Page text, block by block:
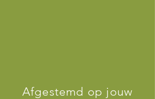
Afgestemd op jouw